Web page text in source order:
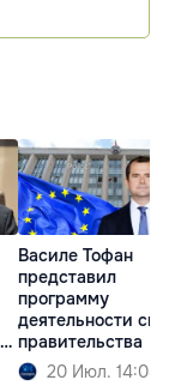
Василе Тофан
представил
программу
деятельности
правительства
20 Июл. 14:08